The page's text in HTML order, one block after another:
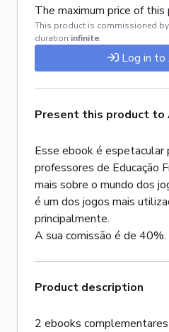
The maximum price of this
This product is commissioned by
duration infinite.
Log in
Present this product
Esse ebook é espetacular
professores de Educação
mais sobre o mundo dos
é um dos jogos mais
principalmente.
A sua comissão é de 40%.
Product description
2 ebooks